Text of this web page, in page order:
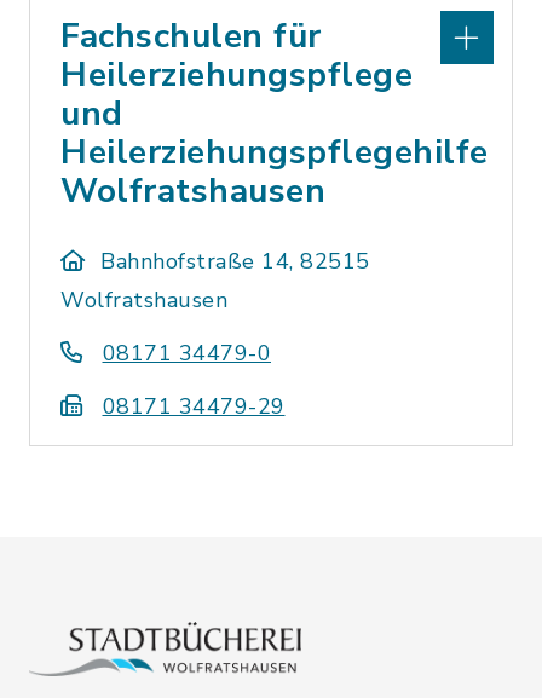
Fachschulen für
Heilerziehungspflege
und
Heilerziehungspflegehilfe
Wolfratshausen
Bahnhofstraße 14, 82515
Wolfratshausen
08171 34479-0
08171 34479-29